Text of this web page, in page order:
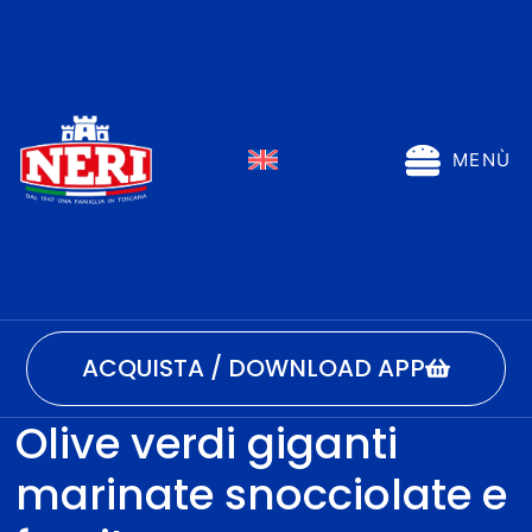
MENÙ
ACQUISTA / DOWNLOAD APP
Olive verdi giganti
marinate snocciolate e